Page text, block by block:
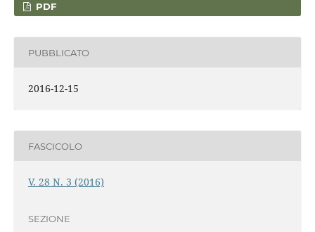
PDF
PUBBLICATO
2016-12-15
FASCICOLO
V. 28 N. 3 (2016)
SEZIONE